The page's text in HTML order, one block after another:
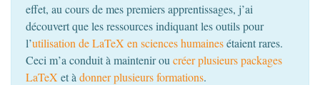
effet, au cours de mes premiers apprentissages, j’ai
découvert que les ressources indiquant les outils pour
l’utilisation de LaTeX en sciences humainesétaient rares.
Ceci m’a conduit à maintenir ou créer plusieurs packages
LaTeX et à donner plusieurs formations.